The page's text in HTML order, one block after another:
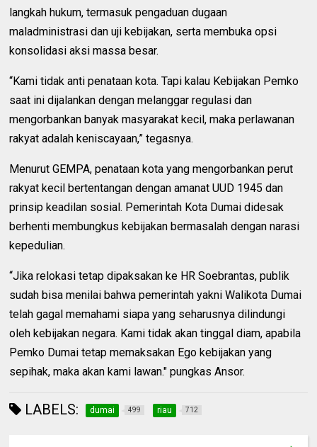
langkah hukum, termasuk pengaduan dugaan
maladministrasi dan uji kebijakan, serta membuka opsi
konsolidasi aksi massa besar.
“Kami tidak anti penataan kota. Tapi kalau Kebijakan Pemko
saat ini dijalankan dengan melanggar regulasi dan
mengorbankan banyak masyarakat kecil, maka perlawanan
rakyat adalah keniscayaan,” tegasnya.
Menurut GEMPA, penataan kota yang mengorbankan perut
rakyat kecil bertentangan dengan amanat UUD 1945 dan
prinsip keadilan sosial. Pemerintah Kota Dumai didesak
berhenti membungkus kebijakan bermasalah dengan narasi
kepedulian.
“Jika relokasi tetap dipaksakan ke HR Soebrantas, publik
sudah bisa menilai bahwa pemerintah yakni Walikota Dumai
telah gagal memahami siapa yang seharusnya dilindungi
oleh kebijakan negara. Kami tidak akan tinggal diam, apabila
Pemko Dumai tetap memaksakan Ego kebijakan yang
sepihak, maka akan kami lawan." pungkas Ansor.
LABELS: dumai 499 riau 712